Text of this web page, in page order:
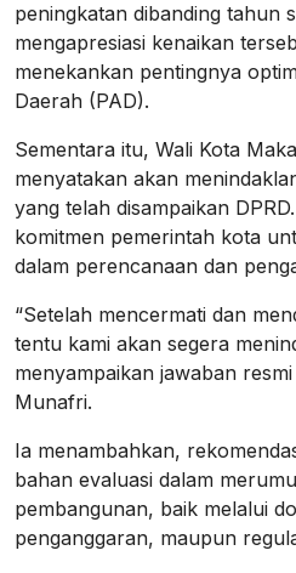
peningkatan dibanding tahun
mengapresiasi kenaikan
menekankan pentingnya
Daerah (PAD).
Sementara itu, Wali Kota
menyatakan akan
yang telah disampaikan
komitmen pemerintah kota
dalam perencanaan dan
“Setelah mencermati dan
tentu kami akan segera
menyampaikan jawaban
Munafri.
Ia menambahkan,
bahan evaluasi dalam
pembangunan, baik melalui
penganggaran, maupun